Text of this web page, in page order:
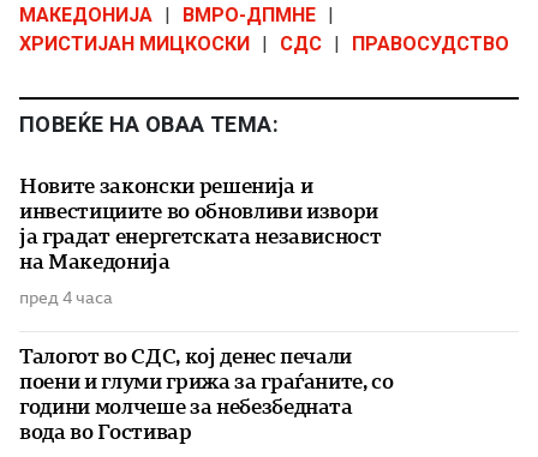
МАКЕДОНИЈА | ВМРО-ДПМНЕ |
ХРИСТИЈАН МИЦКОСКИ | СДС | ПРАВОСУДСТВО
ПОВЕЌЕ НА ОВАА ТЕМА:
Новите законски решенија и
инвестициите во обновливи извори
ја градат енергетската независност
на Македонија
пред 4 часа
Талогот во СДС, кој денес печали
поени и глуми грижа за граѓаните, со
години молчеше за небезбедната
вода во Гостивар